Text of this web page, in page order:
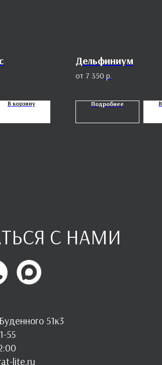
В корзину
Дельфиниум
7 350 р.
Подробнее
51к3
55
lite.ru
С НАМИ